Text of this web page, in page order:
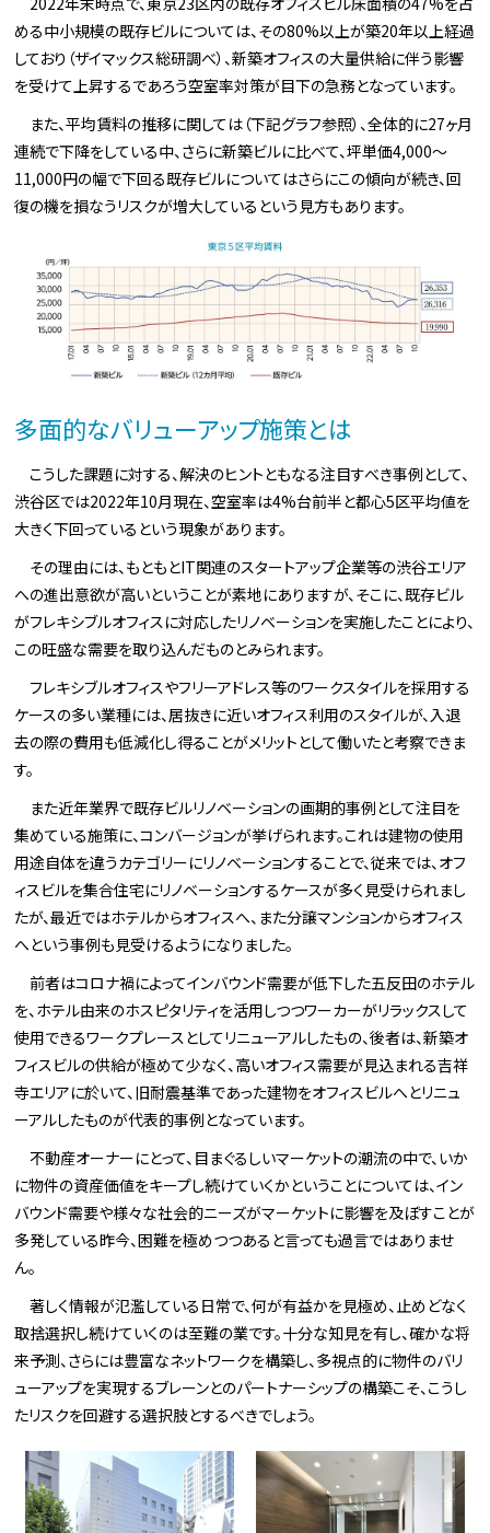
める中小規模の既存ビルについては、その80%以上が築20年以上経過
しており（ザイマックス総研調べ）、新築オフィスの大量供給に伴う影響
を受けて上昇するであろう空室率対策が目下の急務となっています。
また、平均賃料の推移に関しては（下記グラフ参照）、全体的に27ヶ月
連続で下降をしている中、さらに新築ビルに比べて、坪単価4,000～
11,000円の幅で下回る既存ビルについてはさらにこの傾向が続き、回
復の機を損なうリスクが増大しているという見方もあります。
多面的なバリューアップ施策とは
こうした課題に対する、解決のヒントともなる注目すべき事例として、
渋谷区では2022年10月現在、空室率は4%台前半と都心5区平均値を
大きく下回っているという現象があります。
その理由には、もともとIT関連のスタートアップ企業等の渋谷エリア
への進出意欲が高いということが素地にありますが、そこに、既存ビル
がフレキシブルオフィスに対応したリノベーションを実施したことにより、
この旺盛な需要を取り込んだものとみられます。
フレキシブルオフィスやフリーアドレス等のワークスタイルを採用する
ケースの多い業種には、居抜きに近いオフィス利用のスタイルが、入退
去の際の費用も低減化し得ることがメリットとして働いたと考察できま
す。
また近年業界で既存ビルリノベーションの画期的事例として注目を
集めている施策に、コンバージョンが挙げられます。これは建物の使用
用途自体を違うカテゴリーにリノベーションすることで、従来では、オフ
ィスビルを集合住宅にリノベーションするケースが多く見受けられまし
たが、最近ではホテルからオフィスへ、また分譲マンションからオフィス
へという事例も見受けるようになりました。
前者はコロナ禍によってインバウンド需要が低下した五反田のホテル
を、ホテル由来のホスピタリティを活用しつつワーカーがリラックスして
使用できるワークプレースとしてリニューアルしたもの、後者は、新築オ
フィスビルの供給が極めて少なく、高いオフィス需要が見込まれる吉祥
寺エリアに於いて、旧耐震基準であった建物をオフィスビルへとリニュ
ーアルしたものが代表的事例となっています。
不動産オーナーにとって、目まぐるしいマーケットの潮流の中で、いか
に物件の資産価値をキープし続けていくかということについては、イン
バウンド需要や様々な社会的ニーズがマーケットに影響を及ぼすことが
多発している昨今、困難を極めつつあると言っても過言ではありませ
ん。
著しく情報が氾濫している日常で、何が有益かを見極め、止めどなく
取捨選択し続けていくのは至難の業です。十分な知見を有し、確かな将
来予測、さらには豊富なネットワークを構築し、多視点的に物件のバリ
ューアップを実現するブレーンとのパートナーシップの構築こそ、こうし
たリスクを回避する選択肢とするべきでしょう。